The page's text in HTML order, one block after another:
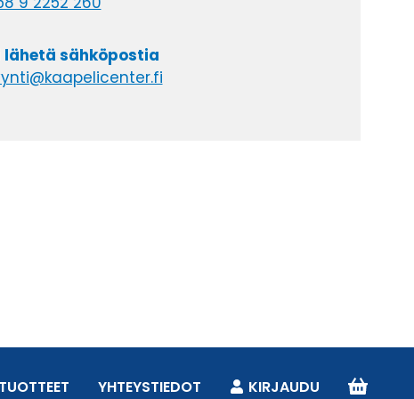
lähetä sähköpostia
TUOTTEET YHTEYSTIEDOT KIRJAUDU